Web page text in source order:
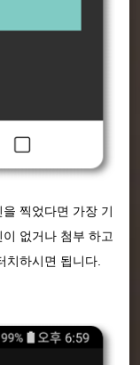
찍었다면 가장 기
없거나 첨부 하고
치하시면 됩니다.